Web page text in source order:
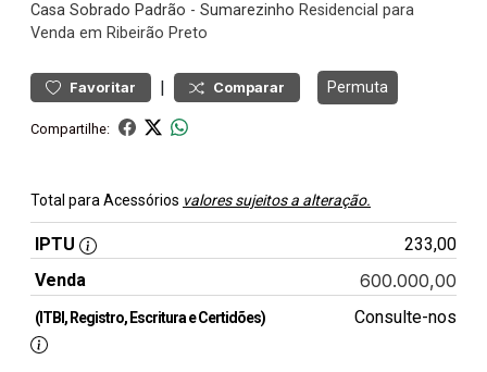
Casa Sobrado Padrão - Sumarezinho Residencial para
Venda em Ribeirão Preto
Favoritar | Comparar Permuta
Compartilhe:
Total para Acessórios valores sujeitos a alteração.
IPTU
233,00
Venda
600.000,00
(ITBI, Registro, Escritura e Certidões) Consulte-nos